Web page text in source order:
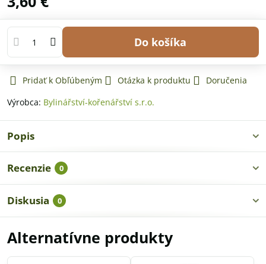
Do košíka
Pridať k Obľúbeným Otázka k produktu
Doručenia
Výrobca: Bylinářství-kořenářství s.r.o.
Popis
Recenzie 0
Diskusia 0
Alternatívne produkty